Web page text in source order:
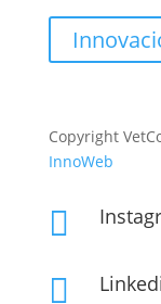
Copyright
InnoWeb

